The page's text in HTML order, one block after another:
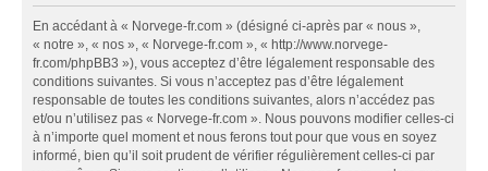
En accédant à « Norvege-fr.com » (désigné ci-après par « nous »,
« notre », « nos », « Norvege-fr.com », « http://www.norvege-
fr.com/phpBB3 »), vous acceptez d’être légalement responsable des
conditions suivantes. Si vous n’acceptez pas d’être légalement
responsable de toutes les conditions suivantes, alors n’accédez pas
et/ou n’utilisez pas « Norvege-fr.com ». Nous pouvons modifier celles-ci
à n’importe quel moment et nous ferons tout pour que vous en soyez
informé, bien qu’il soit prudent de vérifier régulièrement celles-ci par